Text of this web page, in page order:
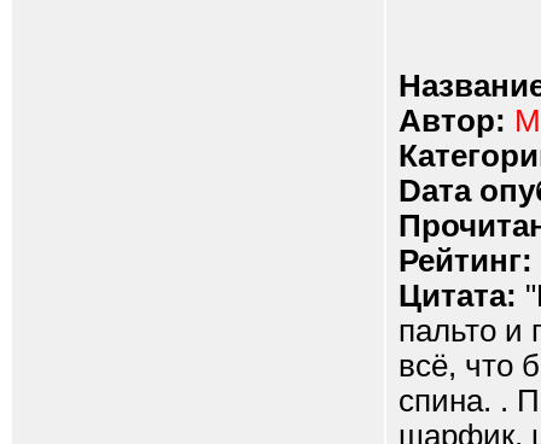
Автор:
Dата
Рейтинг:
Цитата:
пальто и
всё, что
спина. .
шарфик,